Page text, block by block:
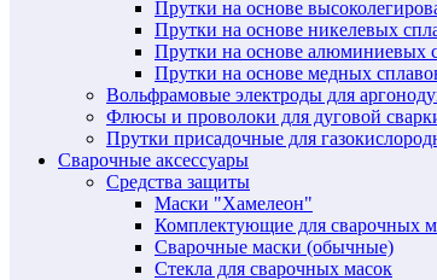
Прутки на основе
Прутки на основе никелевых
Прутки на основе алюминиевых
Прутки на основе медных
Вольфрамовые электроды для
Флюсы и проволоки для дуговой
Прутки присадочные для
Сварочные аксессуары
Средства защиты
Маски "Хамелеон"
Комплектующие для сварочных
Сварочные маски (обычные)
Стекла для сварочных масок